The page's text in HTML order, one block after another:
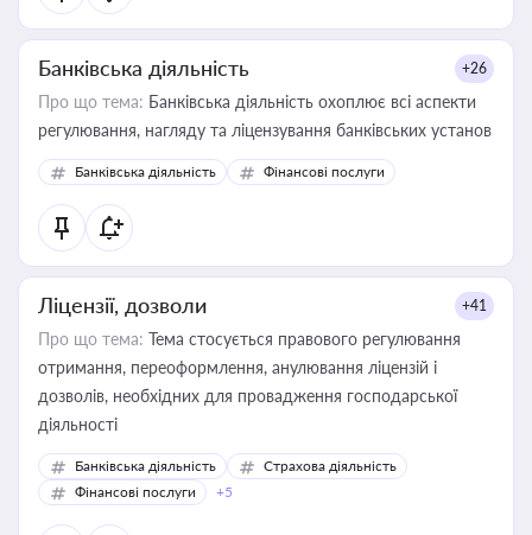
Банківська діяльність +26
Про що тема: Банківська діяльність охоплює всі аспекти
регулювання, нагляду та ліцензування банківських установ
Банківська діяльність Фінансові послуги
Ліцензії, дозволи +41
Про що тема: Тема стосується правового регулювання
отримання, переоформлення, анулювання ліцензій і
дозволів, необхідних для провадження господарської
діяльності
Банківська діяльність
Страхова діяльність
Фінансові послуги
+5